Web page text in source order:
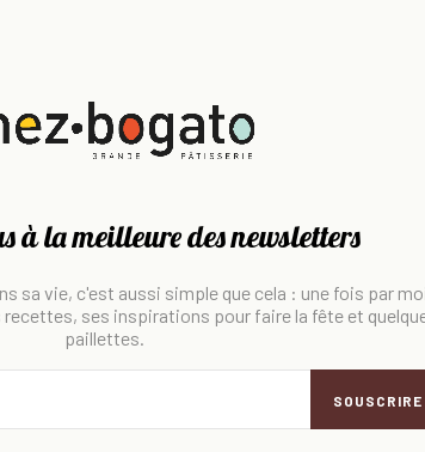
à la meilleure des newsletters
sa vie, c'est aussi simple que cela : une fois par
recettes, ses inspirations pour faire la fête et
paillettes.
SOUSCRIRE